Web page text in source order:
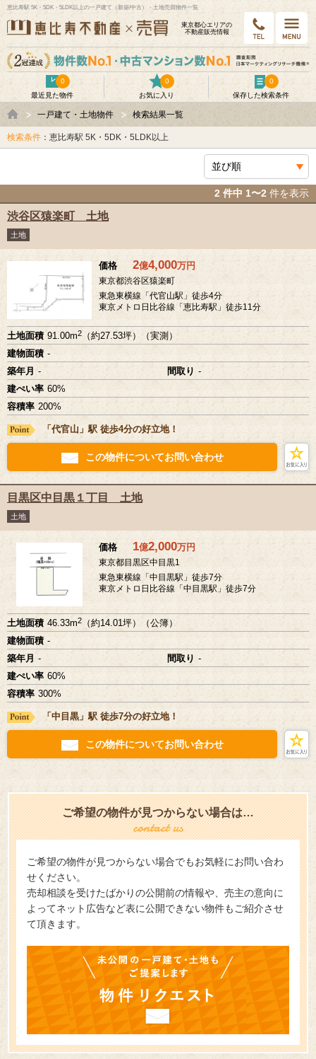
恵比寿駅 5K・5DK・5LDK以上の一戸建て（新築/中古）・土地売買物件一覧
東京都⼼エリアの
不動産販売情報
最近見た物件
0
お気に入り
0
保存した検索条件
0
一戸建て・土地物件 検索結果一覧
検索条件 ：恵比寿駅 5K・5DK・5LDK以上
2 件中 1〜2 件を表示
渋谷区猿楽町 土地
土地
価格 2億4,000万円
東京都渋谷区猿楽町
東急東横線「代官山駅」徒歩4分
東京メトロ日比谷線「恵比寿駅」徒歩11分
土地面積 91.00m2
（約27.53坪）（実測）
建物面積 -
築年月 - 間取り -
建ぺい率 60%
容積率 200%
「代官山」駅 徒歩4分の好立地！
この物件についてお問い合わせ
目黒区中目黒１丁目 土地
土地
価格 1億2,000万円
東京都目黒区中目黒1
東急東横線「中目黒駅」徒歩7分
東京メトロ日比谷線「中目黒駅」徒歩7分
土地面積 46.33m2
（約14.01坪）（公簿）
建物面積 -
築年月 - 間取り -
建ぺい率 60%
容積率 300%
「中目黒」駅 徒歩7分の好立地！
この物件についてお問い合わせ
ご希望の物件が見つからない場合は…
ご希望の物件が見つからない場合でもお気軽にお問い合わ
せください。
売却相談を受けたばかりの公開前の情報や、売主の意向に
よってネット広告など表に公開できない物件もご紹介させ
て頂きます。